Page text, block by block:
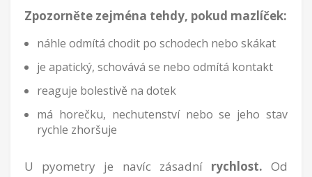
Zpozorněte zejména tehdy, pokud mazlíček:
náhle odmítá chodit po schodech nebo skákat
je apatický, schovává se nebo odmítá kontakt
reaguje bolestivě na dotek
má horečku, nechutenství nebo se jeho stav
rychle zhoršuje
U pyometry je navíc zásadní rychlost. Od